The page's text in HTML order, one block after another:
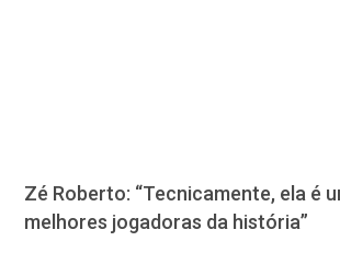
Zé Roberto: “Tecnicamente, ela é
melhores jogadoras da história”